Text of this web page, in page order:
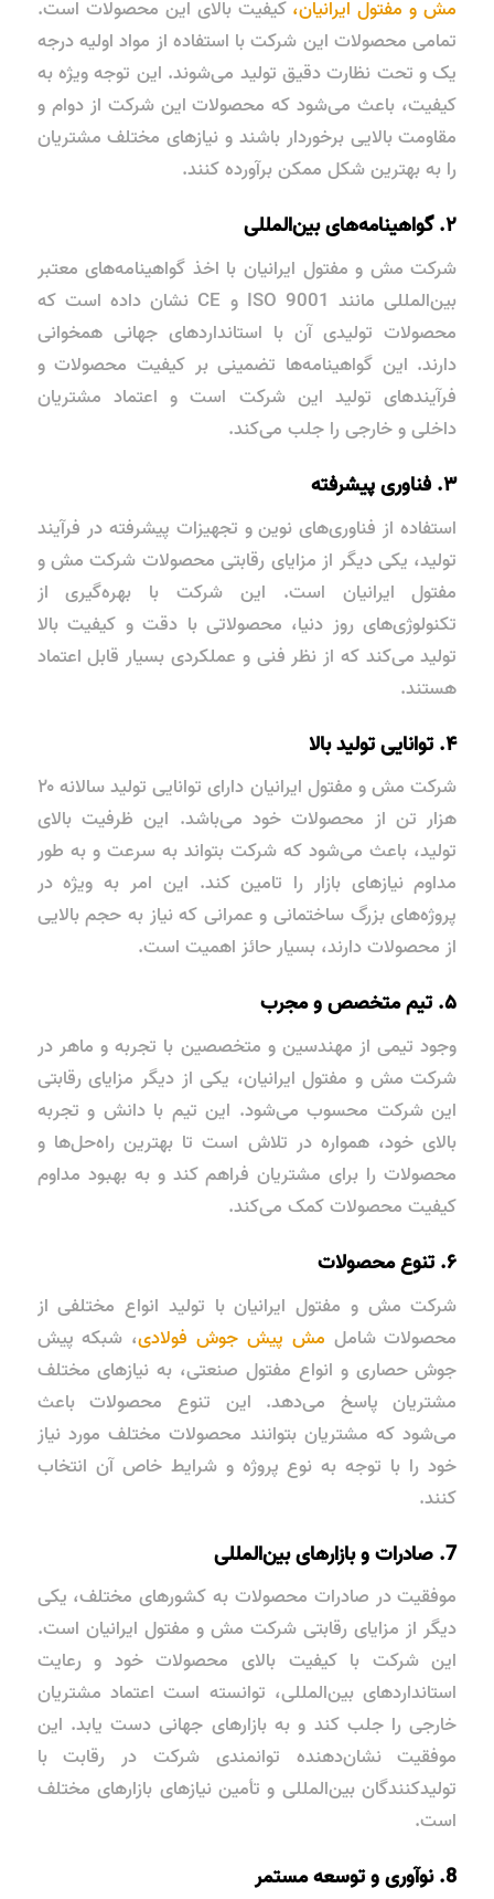
مش و مفتول ایرانیان، کیفیت بالای این محصولات است.
تمامی محصولات این شرکت با استفاده از مواد اولیه درجه
یک و تحت نظارت دقیق تولید می‌شوند. این توجه ویژه به
کیفیت، باعث می‌شود که محصولات این شرکت از دوام و
مقاومت بالایی برخوردار باشند و نیازهای مختلف مشتریان
را به بهترین شکل ممکن برآورده کنند.
۲. گواهینامه‌های بین‌المللی
شرکت مش و مفتول ایرانیان با اخذ گواهینامه‌های معتبر
بین‌المللی مانند ISO 9001 و CE نشان داده است که
محصولات تولیدی آن با استانداردهای جهانی همخوانی
دارند. این گواهینامه‌ها تضمینی بر کیفیت محصولات و
فرآیندهای تولید این شرکت است و اعتماد مشتریان
داخلی و خارجی را جلب می‌کند.
۳. فناوری پیشرفته
استفاده از فناوری‌های نوین و تجهیزات پیشرفته در فرآیند
تولید، یکی دیگر از مزایای رقابتی محصولات شرکت مش و
مفتول ایرانیان است. این شرکت با بهره‌گیری از
تکنولوژی‌های روز دنیا، محصولاتی با دقت و کیفیت بالا
تولید می‌کند که از نظر فنی و عملکردی بسیار قابل اعتماد
هستند.
۴. توانایی تولید بالا
شرکت مش و مفتول ایرانیان دارای توانایی تولید سالانه ۲۰
هزار تن از محصولات خود می‌باشد. این ظرفیت بالای
تولید، باعث می‌شود که شرکت بتواند به سرعت و به طور
مداوم نیازهای بازار را تامین کند. این امر به ویژه در
پروژه‌های بزرگ ساختمانی و عمرانی که نیاز به حجم بالایی
از محصولات دارند، بسیار حائز اهمیت است.
۵. تیم متخصص و مجرب
وجود تیمی از مهندسین و متخصصین با تجربه و ماهر در
شرکت مش و مفتول ایرانیان، یکی از دیگر مزایای رقابتی
این شرکت محسوب می‌شود. این تیم با دانش و تجربه
بالای خود، همواره در تلاش است تا بهترین راه‌حل‌ها و
محصولات را برای مشتریان فراهم کند و به بهبود مداوم
کیفیت محصولات کمک می‌کند.
۶. تنوع محصولات
شرکت مش و مفتول ایرانیان با تولید انواع مختلفی از
محصولات شامل مش پیش جوش فولادی، شبکه پیش
جوش حصاری و انواع مفتول صنعتی، به نیازهای مختلف
مشتریان پاسخ می‌دهد. این تنوع محصولات باعث
می‌شود که مشتریان بتوانند محصولات مختلف مورد نیاز
خود را با توجه به نوع پروژه و شرایط خاص آن انتخاب
کنند.
7. صادرات و بازارهای بین‌المللی
موفقیت در صادرات محصولات به کشورهای مختلف، یکی
دیگر از مزایای رقابتی شرکت مش و مفتول ایرانیان است.
این شرکت با کیفیت بالای محصولات خود و رعایت
استانداردهای بین‌المللی، توانسته است اعتماد مشتریان
خارجی را جلب کند و به بازارهای جهانی دست یابد. این
موفقیت نشان‌دهنده توانمندی شرکت در رقابت با
تولیدکنندگان بین‌المللی و تأمین نیازهای بازارهای مختلف
است.
8. نوآوری و توسعه مستمر